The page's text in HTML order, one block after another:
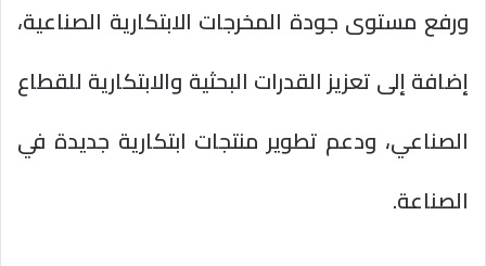
ورفع مستوى جودة المخرجات الابتكارية الصناعية،
إضافة إلى تعزيز القدرات البحثية والابتكارية للقطاع
الصناعي، ودعم تطوير منتجات ابتكارية جديدة في
الصناعة.